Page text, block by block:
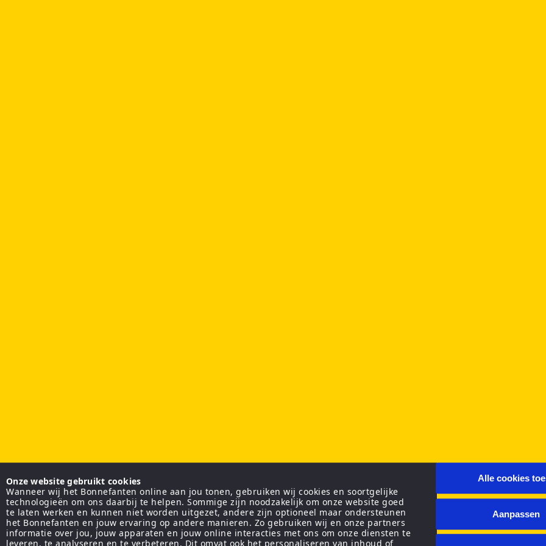
Onze website gebruikt cookies
Wanneer wij het Bonnefanten online aan jou tonen, gebruiken wij cookies en soortgelijke
technologieën om ons daarbij te helpen. Sommige zijn noodzakelijk om onze website goed
te laten werken en kunnen niet worden uitgezet, andere zijn optioneel maar ondersteunen
het Bonnefanten en jouw ervaring op andere manieren. Zo gebruiken wij en onze partners
informatie over jou, jouw apparaten en jouw online interacties met ons om onze diensten te
leveren, te analyseren en te verbeteren. Dit omvat ook het personaliseren van inhoud of
Alle cookies
Aanpassen